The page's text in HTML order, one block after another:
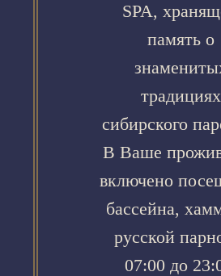
SPA,
память о
традициях
сибирского
В Ваше
включено
бассейна,
русской
07:00 до